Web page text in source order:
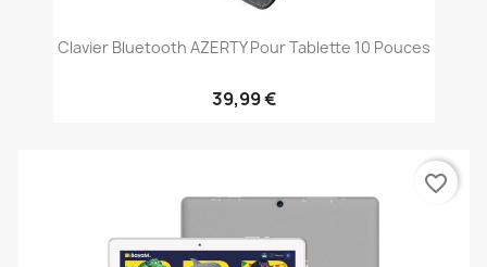
Clavier Bluetooth AZERTY Pour Tablette 10 Pouces
39,99 €
favorite_border